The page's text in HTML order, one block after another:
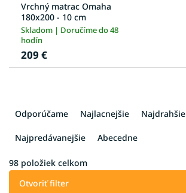
Vrchný matrac Omaha
180x200 - 10 cm
Skladom | Doručíme do 48
hodín
209 €
a
i
Odporúčame Najlacnejšie Najdrahšie
Najpredávanejšie Abecedne
98 položiek celkom
Otvoriť filter